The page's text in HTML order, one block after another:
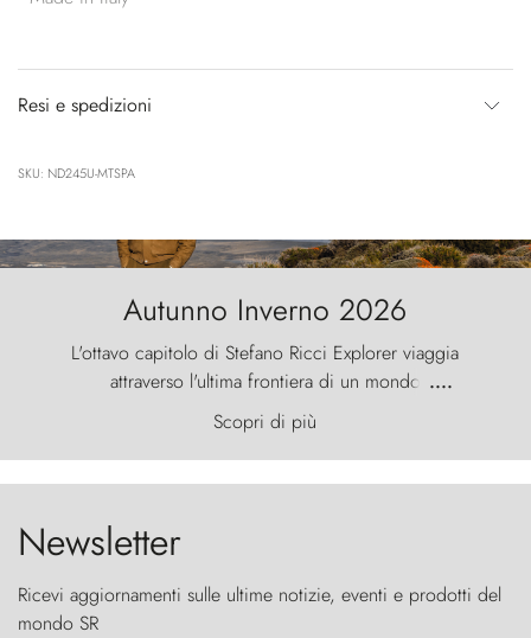
Resi e spedizioni
SKU: ND245U-MTSPA
Autunno Inverno 2026
L'ottavo capitolo di Stefano Ricci Explorer viaggia
attraverso l'ultima frontiera di un mondo
primordiale, dove il vento scolpisce la natura con
furia ancestrale e le Torres del Paine sfidano il
cielo come sentinelle di pietra.
....
Scopri di più
Newsletter
Ricevi aggiornamenti sulle ultime notizie, eventi e prodotti del
mondo SR